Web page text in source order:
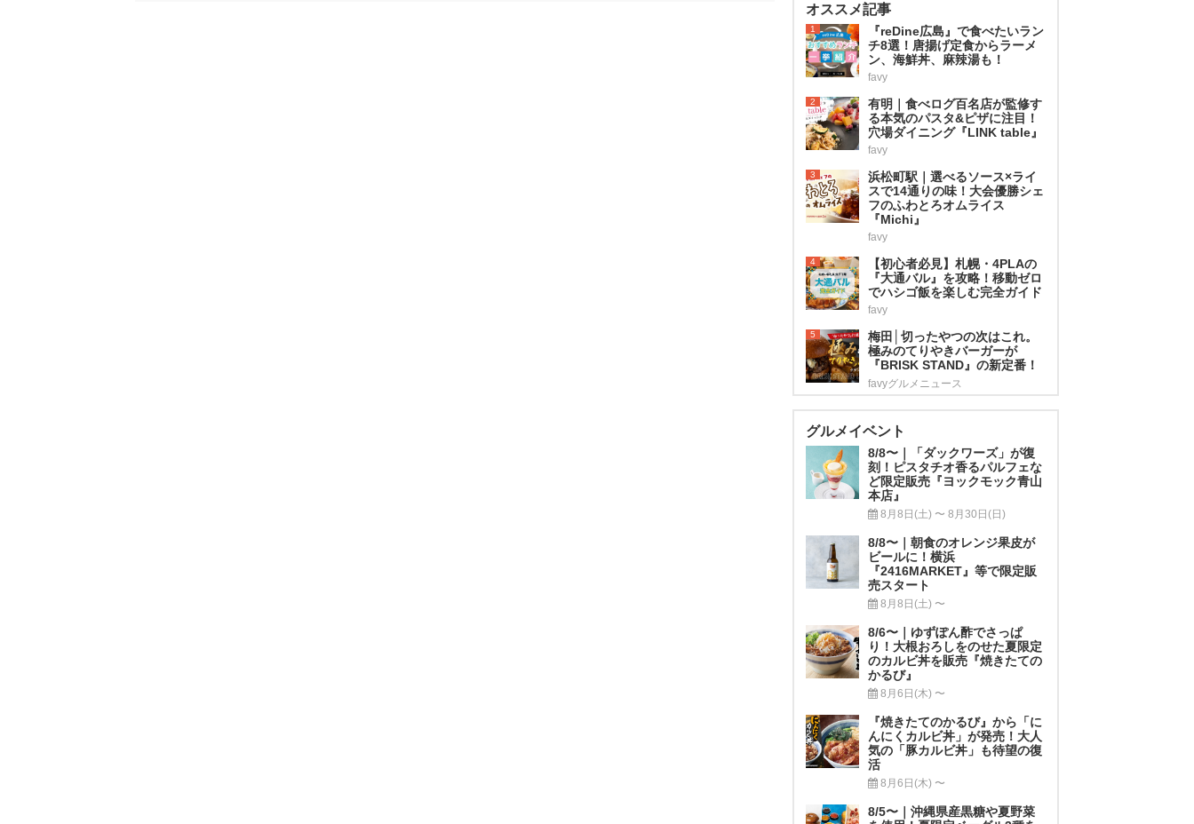
オススメ記事
1
『reDine広島』で食べたいラン
チ8選！唐揚げ定食からラーメ
ン、海鮮丼、麻辣湯も！
favy
2
有明｜食べログ百名店が監修す
る本気のパスタ&ピザに注目！
穴場ダイニング『LINK table』
favy
3
浜松町駅｜選べるソース×ライ
スで14通りの味！大会優勝シェ
フのふわとろオムライス
『Michi』
favy
4
【初心者必見】札幌・4PLAの
『大通バル』を攻略！移動ゼロ
でハシゴ飯を楽しむ完全ガイド
favy
5
梅田│切ったやつの次はこれ。
極みのてりやきバーガーが
『BRISK STAND』の新定番！
favyグルメニュース
グルメイベント
8/8〜｜「ダックワーズ」が復
刻！ピスタチオ香るパルフェな
ど限定販売『ヨックモック青山
本店』
8月8日(土) 〜 8月30日(日)
8/8〜｜朝食のオレンジ果皮が
ビールに！横浜
『2416MARKET』等で限定販
売スタート
8月8日(土) 〜
8/6〜｜ゆずぽん酢でさっぱ
り！大根おろしをのせた夏限定
のカルビ丼を販売『焼きたての
かるび』
8月6日(木) 〜
『焼きたてのかるび』から「に
んにくカルビ丼」が発売！大人
気の「豚カルビ丼」も待望の復
活
8月6日(木) 〜
8/5〜｜沖縄県産黒糖や夏野菜